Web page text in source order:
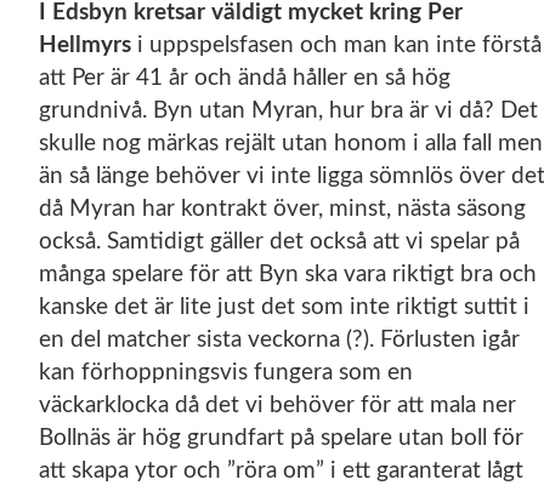
I Edsbyn kretsar väldigt mycket kring Per
Hellmyrs i uppspelsfasen och man kan inte förstå
att Per är 41 år och ändå håller en så hög
grundnivå. Byn utan Myran, hur bra är vi då? Det
skulle nog märkas rejält utan honom i alla fall men
än så länge behöver vi inte ligga sömnlös över det
då Myran har kontrakt över, minst, nästa säsong
också. Samtidigt gäller det också att vi spelar på
många spelare för att Byn ska vara riktigt bra och
kanske det är lite just det som inte riktigt suttit i
en del matcher sista veckorna (?). Förlusten igår
kan förhoppningsvis fungera som en
väckarklocka då det vi behöver för att mala ner
Bollnäs är hög grundfart på spelare utan boll för
att skapa ytor och ”röra om” i ett garanterat lågt